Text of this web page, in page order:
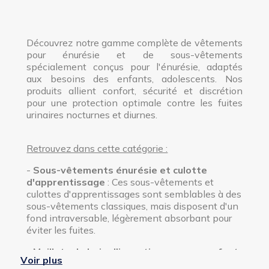
Découvrez notre gamme complète de vêtements
pour énurésie et de sous-vêtements
spécialement conçus pour l'énurésie, adaptés
aux besoins des enfants, adolescents. Nos
produits allient confort, sécurité et discrétion
pour une protection optimale contre les fuites
urinaires nocturnes et diurnes.
Retrouvez dans cette catégorie :
- Sous-vêtements énurésie et culotte
d'apprentissage: Ces sous-vêtements et
culottes d'apprentissages sont semblables à des
sous-vêtements classiques, mais disposent d'un
fond intraversable, légèrement absorbant pour
éviter les fuites.
Maillots de bain d'incontinence pour enfant
Ces maillots de bain ressemblent à des maillots
Voir plus